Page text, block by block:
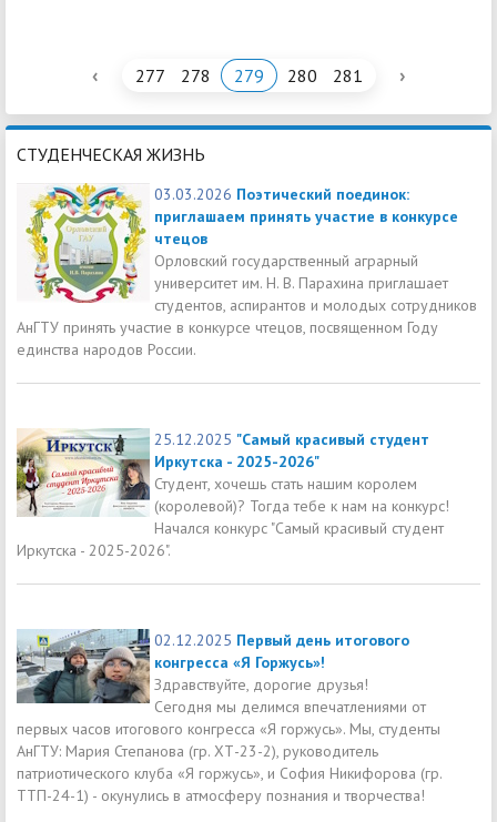
‹ 277 278 279 280 281 ›
СТУДЕНЧЕСКАЯ ЖИЗНЬ
03.03.2026 Поэтический поединок:
приглашаем принять участие в конкурсе
чтецов
Орловский государственный аграрный
университет им. Н. В. Парахина приглашает
студентов, аспирантов и молодых сотрудников
АнГТУ принять участие в конкурсе чтецов, посвященном Году
единства народов России.
25.12.2025 "Самый красивый студент
Иркутска - 2025-2026"
Студент, хочешь стать нашим королем
(королевой)? Тогда тебе к нам на конкурс!
Начался конкурс "Самый красивый студент
Иркутска - 2025-2026".
02.12.2025 Первый день итогового
конгресса «Я Горжусь»!
Здравствуйте, дорогие друзья!
Сегодня мы делимся впечатлениями от
первых часов итогового конгресса «Я горжусь». Мы, студенты
АнГТУ: Мария Степанова (гр. ХТ-23-2), руководитель
патриотического клуба «Я горжусь», и София Никифорова (гр.
ТТП-24-1) - окунулись в атмосферу познания и творчества!